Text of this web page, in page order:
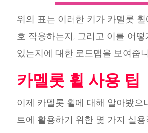
위의 표는 이러한 키가 카멜롯
호 작용하는지, 그리고 이를 어
있는지에 대한 로드맵을 보여줍
카멜롯 휠 사용 팁
이제 카멜롯 휠에 대해 알아봤으
트에 활용하기 위한 몇 가지 실